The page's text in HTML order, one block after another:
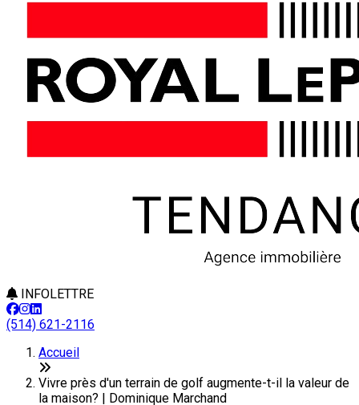
INFOLETTRE
(514) 621-2116
Accueil
Vivre près d'un terrain de golf augmente-t-il la valeur de
la maison? | Dominique Marchand